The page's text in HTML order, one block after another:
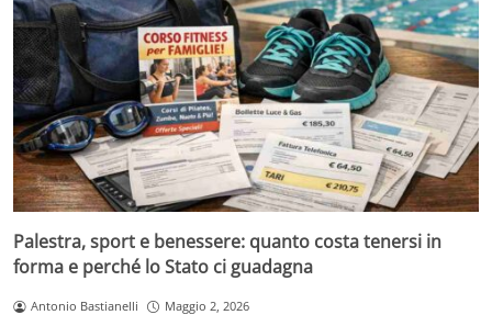
Palestra, sport e benessere: quanto costa tenersi in
forma e perché lo Stato ci guadagna
Antonio Bastianelli Maggio 2, 2026